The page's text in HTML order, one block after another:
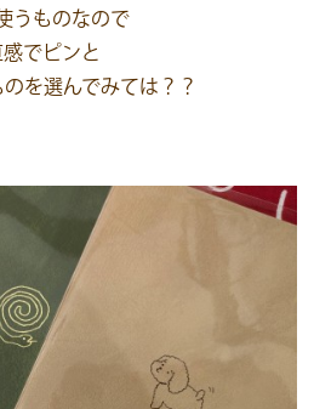
うものなので
感でピンと
を選んでみては？？